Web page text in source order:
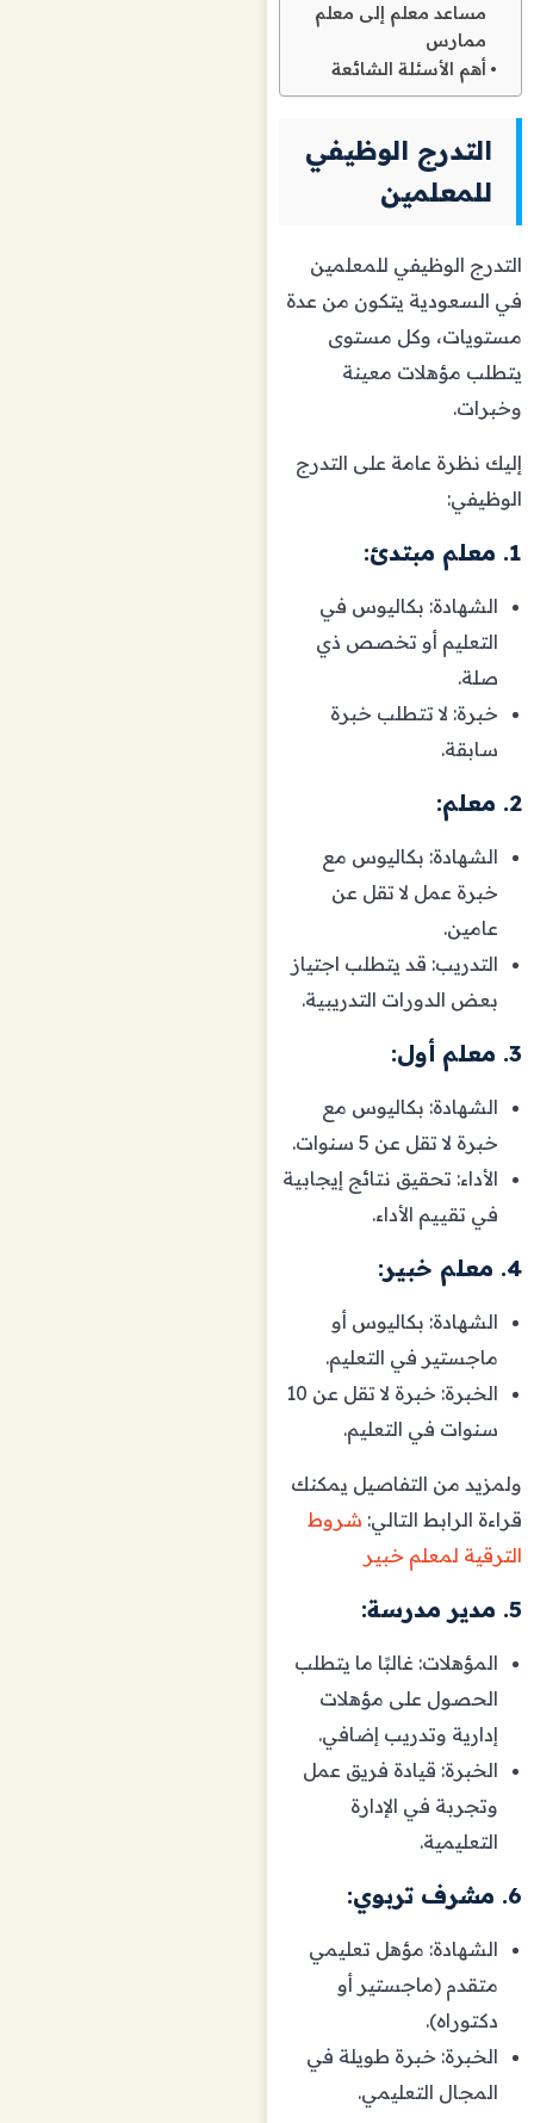
مساعد معلم إلى معلم
ممارس
أهم الأسئلة الشائعة
التدرج الوظيفي
للمعلمين
التدرج الوظيفي للمعلمين
في السعودية يتكون من عدة
مستويات، وكل مستوى
يتطلب مؤهلات معينة
وخبرات.
إليك نظرة عامة على التدرج
الوظيفي:
1. معلم مبتدئ:
الشهادة: بكاليوس في
التعليم أو تخصص ذي
صلة.
خبرة: لا تتطلب خبرة
سابقة.
2. معلم:
الشهادة: بكاليوس مع
خبرة عمل لا تقل عن
عامين.
التدريب: قد يتطلب اجتياز
بعض الدورات التدريبية.
3. معلم أول:
الشهادة: بكاليوس مع
خبرة لا تقل عن 5 سنوات.
الأداء: تحقيق نتائج إيجابية
في تقييم الأداء.
4. معلم خبير:
الشهادة: بكاليوس أو
ماجستير في التعليم.
الخبرة: خبرة لا تقل عن 10
سنوات في التعليم.
ولمزيد من التفاصيل يمكنك
قراءة الرابط التالي: شروط
الترقية لمعلم خبير
5. مدير مدرسة:
المؤهلات: غالبًا ما يتطلب
الحصول على مؤهلات
إدارية وتدريب إضافي.
الخبرة: قيادة فريق عمل
وتجربة في الإدارة
التعليمية.
6. مشرف تربوي:
الشهادة: مؤهل تعليمي
متقدم (ماجستير أو
دكتوراه).
الخبرة: خبرة طويلة في
المجال التعليمي.